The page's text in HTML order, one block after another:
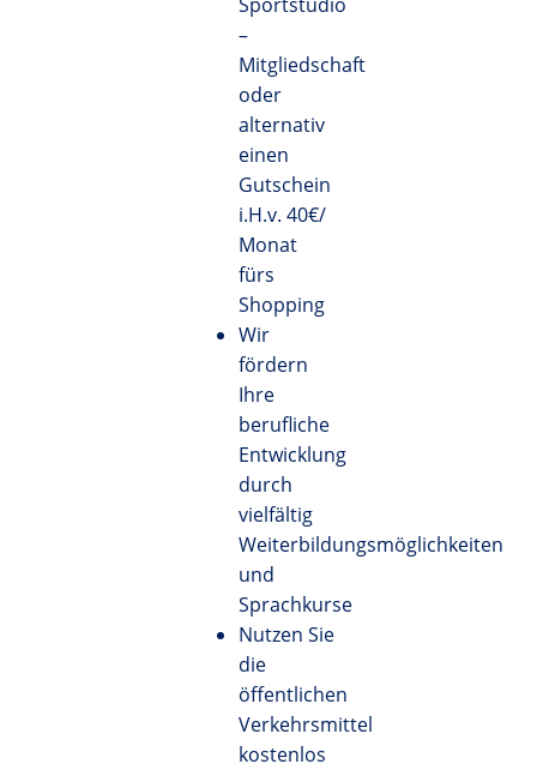
–
Mitgliedschaft
oder
alternativ
einen
Gutschein
i.H.v. 40€/
Monat
fürs
Shopping
Wir
fördern
Ihre
berufliche
Entwicklung
durch
vielfältig
Weiterbildungsmöglichkeiten
und
Sprachkurse
Nutzen Sie
die
öffentlichen
Verkehrsmittel
kostenlos